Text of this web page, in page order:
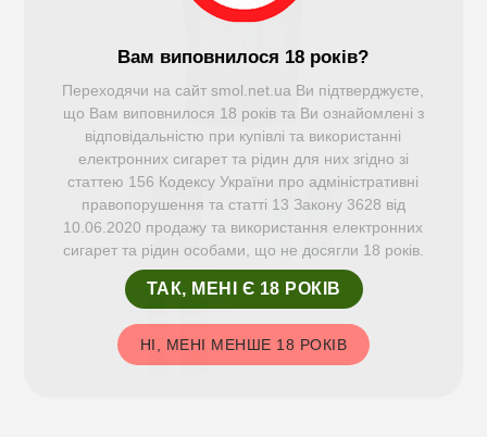
Вам виповнилося 18 років?
Переходячи на сайт smol.net.ua Ви підтверджуєте,
що Вам виповнилося 18 років та Ви ознайомлені з
відповідальністю при купівлі та використанні
електронних сигарет та рідин для них згідно зі
статтею 156 Кодексу України про адміністративні
правопорушення та статті 13 Закону 3628 від
10.06.2020 продажу та використання електронних
сигарет та рідин особами, що не досягли 18 років.
ТАК, МЕНІ Є 18 РОКІВ
НІ, МЕНІ МЕНШЕ 18 РОКІВ